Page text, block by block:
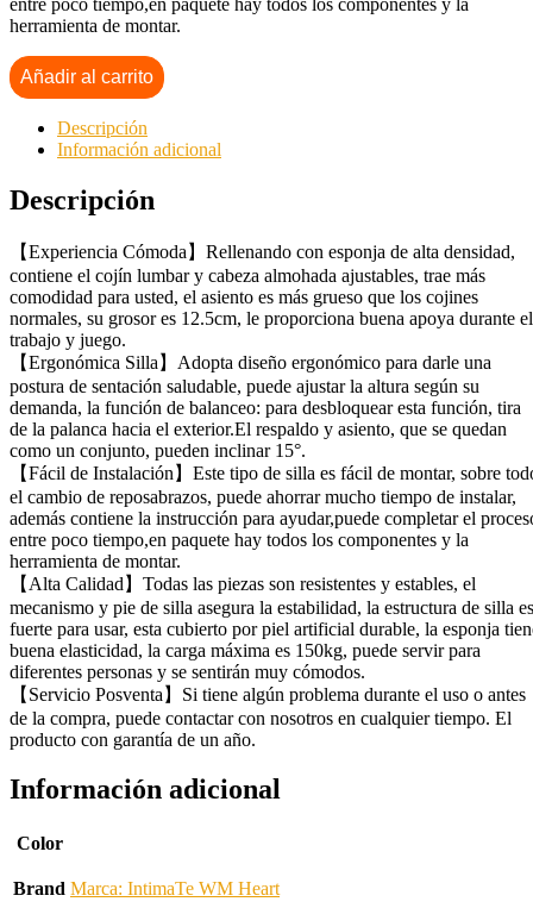
herramienta de montar.
Añadir al carrito
Descripción
Información adicional
Descripción
【Experiencia Cómoda】Rellenando con esponja de alta densidad,
contiene el cojín lumbar y cabeza almohada ajustables, trae más
comodidad para usted, el asiento es más grueso que los cojines
normales, su grosor es 12.5cm, le proporciona buena apoya durante el
trabajo y juego.
【Ergonómica Silla】Adopta diseño ergonómico para darle una
postura de sentación saludable, puede ajustar la altura según su
demanda, la función de balanceo: para desbloquear esta función, tira
de la palanca hacia el exterior.El respaldo y asiento, que se quedan
como un conjunto, pueden inclinar 15°.
【Fácil de Instalación】Este tipo de silla es fácil de montar, sobre
el cambio de reposabrazos, puede ahorrar mucho tiempo de instalar,
además contiene la instrucción para ayudar,puede completar el
entre poco tiempo,en paquete hay todos los componentes y la
herramienta de montar.
【Alta Calidad】Todas las piezas son resistentes y estables, el
mecanismo y pie de silla asegura la estabilidad, la estructura de silla es
fuerte para usar, esta cubierto por piel artificial durable, la esponja
buena elasticidad, la carga máxima es 150kg, puede servir para
diferentes personas y se sentirán muy cómodos.
【Servicio Posventa】Si tiene algún problema durante el uso o antes
de la compra, puede contactar con nosotros en cualquier tiempo. El
producto con garantía de un año.
Información adicional
Color
Brand Marca: IntimaTe WM Heart